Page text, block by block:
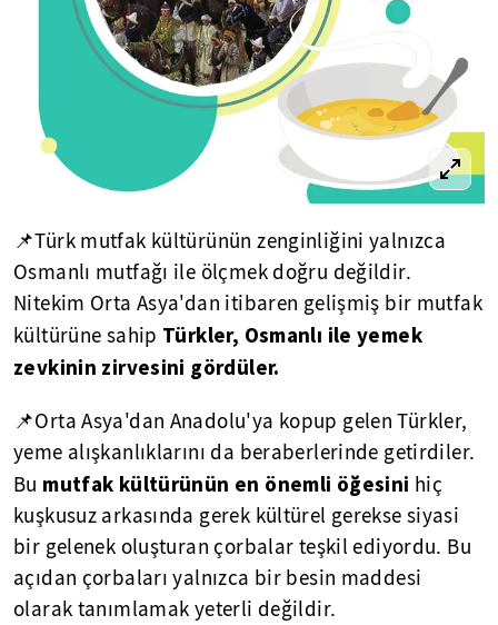
📌Türk mutfak kültürünün zenginliğini yalnızca
Osmanlı mutfağı ile ölçmek doğru değildir.
Nitekim Orta Asya'dan itibaren gelişmiş bir mutfak
kültürüne sahip Türkler, Osmanlı ile yemek
zevkinin zirvesini gördüler.
📌Orta Asya'dan Anadolu'ya kopup gelen Türkler,
yeme alışkanlıklarını da beraberlerinde getirdiler.
Bu mutfak kültürünün en önemli öğesini hiç
kuşkusuz arkasında gerek kültürel gerekse siyasi
bir gelenek oluşturan çorbalar teşkil ediyordu. Bu
açıdan çorbaları yalnızca bir besin maddesi
olarak tanımlamak yeterli değildir.